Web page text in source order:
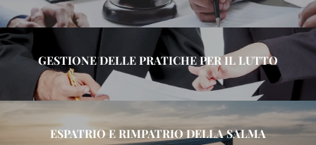
GESTIONE DELLE PRATICHE PER IL LUTTO
ESPATRIO E RIMPATRIO DELLA SALMA